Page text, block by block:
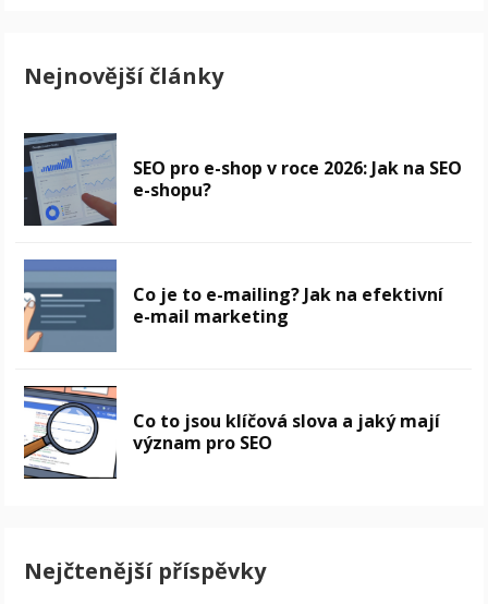
Nejnovější články
SEO pro e-shop v roce 2026: Jak na SEO
e-shopu?
Co je to e-mailing? Jak na efektivní
e-mail marketing
Co to jsou klíčová slova a jaký mají
význam pro SEO
Nejčtenější příspěvky